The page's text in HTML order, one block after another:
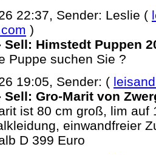
22:37, Sender: Leslie (
)
Sell: Himstedt Puppen
Puppe suchen Sie ?
19:05, Sender: (
Sell: Gro-Marit von
ist 80 cm groß, lim auf
einwandfreier
D 399 Euro